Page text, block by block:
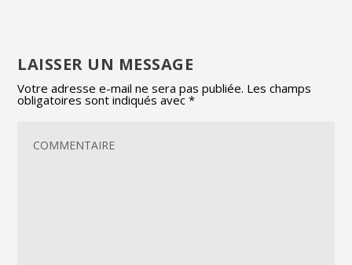
LAISSER UN MESSAGE
Votre adresse e-mail ne sera pas publiée. Les champs
obligatoires sont indiqués avec*